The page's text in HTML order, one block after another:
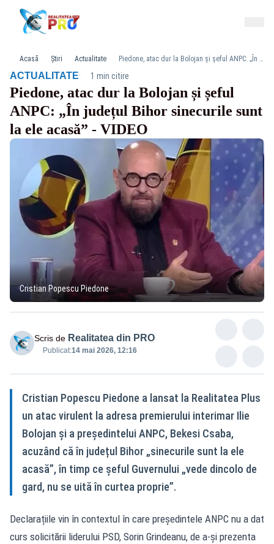
Acasă Știri Actualitate Piedone, atac dur la Bolojan și șeful ANPC: „În județul Bihor sinecurile sunt la ele acasă” - VIDEO
ACTUALITATE· 1 min citire
Piedone, atac dur la Bolojan și șeful
ANPC: „În județul Bihor sinecurile sunt
la ele acasă” - VIDEO
Cristian Popescu Piedone
Scris de Realitatea din PRO
Publicat:14 mai 2026, 12:16
Cristian Popescu Piedone a lansat la Realitatea Plus
un atac virulent la adresa premierului interimar Ilie
Bolojan și a președintelui ANPC, Bekesi Csaba,
acuzând că în județul Bihor „sinecurile sunt la ele
acasă”, în timp ce șeful Guvernului „vede dincolo de
gard, nu se uită în curtea proprie”.
Declarațiile vin în contextul în care președintele ANPC nu a dat
curs solicitării liderului PSD, Sorin Grindeanu, de a-și prezenta